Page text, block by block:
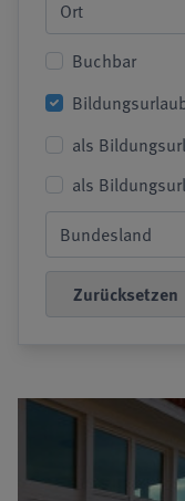
Buchbar
als
als